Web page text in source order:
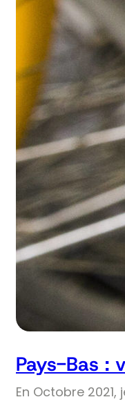
Pays-Bas :
En Octobre